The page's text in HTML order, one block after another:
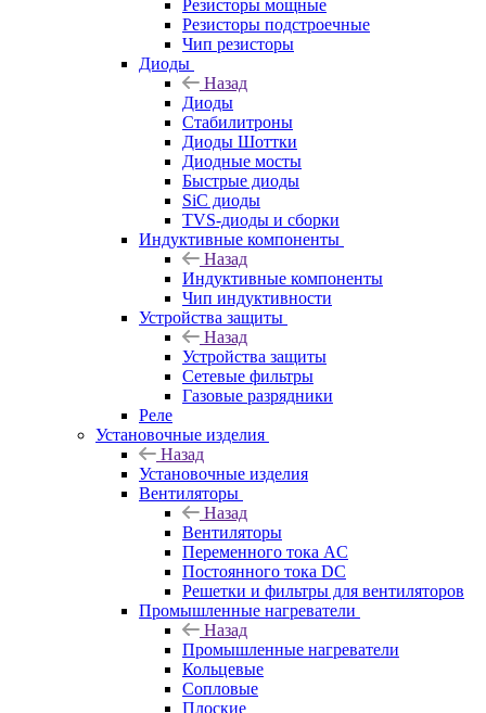
Резисторы мощные
Резисторы подстроечные
Чип резисторы
Диоды
Назад
Диоды
Стабилитроны
Диоды Шоттки
Диодные мосты
Быстрые диоды
SiC диоды
TVS-диоды и сборки
Индуктивные компоненты
Назад
Индуктивные компоненты
Чип индуктивности
Устройства защиты
Назад
Устройства защиты
Сетевые фильтры
Газовые разрядники
Реле
Установочные изделия
Назад
Установочные изделия
Вентиляторы
Назад
Вентиляторы
Переменного тока AC
Постоянного тока DC
Решетки и фильтры для вентиляторов
Промышленные нагреватели
Назад
Промышленные нагреватели
Кольцевые
Сопловые
Плоские